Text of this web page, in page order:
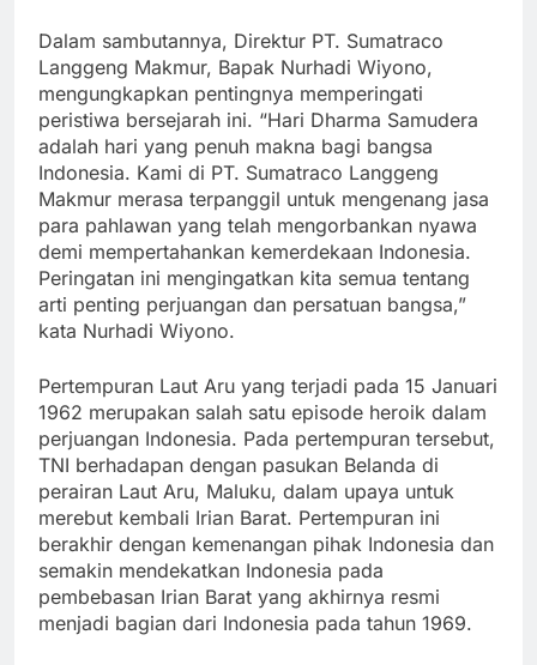
Dalam sambutannya, Direktur PT. Sumatraco
Langgeng Makmur, Bapak Nurhadi Wiyono,
mengungkapkan pentingnya memperingati
peristiwa bersejarah ini. “Hari Dharma Samudera
adalah hari yang penuh makna bagi bangsa
Indonesia. Kami di PT. Sumatraco Langgeng
Makmur merasa terpanggil untuk mengenang jasa
para pahlawan yang telah mengorbankan nyawa
demi mempertahankan kemerdekaan Indonesia.
Peringatan ini mengingatkan kita semua tentang
arti penting perjuangan dan persatuan bangsa,”
kata Nurhadi Wiyono.
Pertempuran Laut Aru yang terjadi pada 15 Januari
1962 merupakan salah satu episode heroik dalam
perjuangan Indonesia. Pada pertempuran tersebut,
TNI berhadapan dengan pasukan Belanda di
perairan Laut Aru, Maluku, dalam upaya untuk
merebut kembali Irian Barat. Pertempuran ini
berakhir dengan kemenangan pihak Indonesia dan
semakin mendekatkan Indonesia pada
pembebasan Irian Barat yang akhirnya resmi
menjadi bagian dari Indonesia pada tahun 1969.